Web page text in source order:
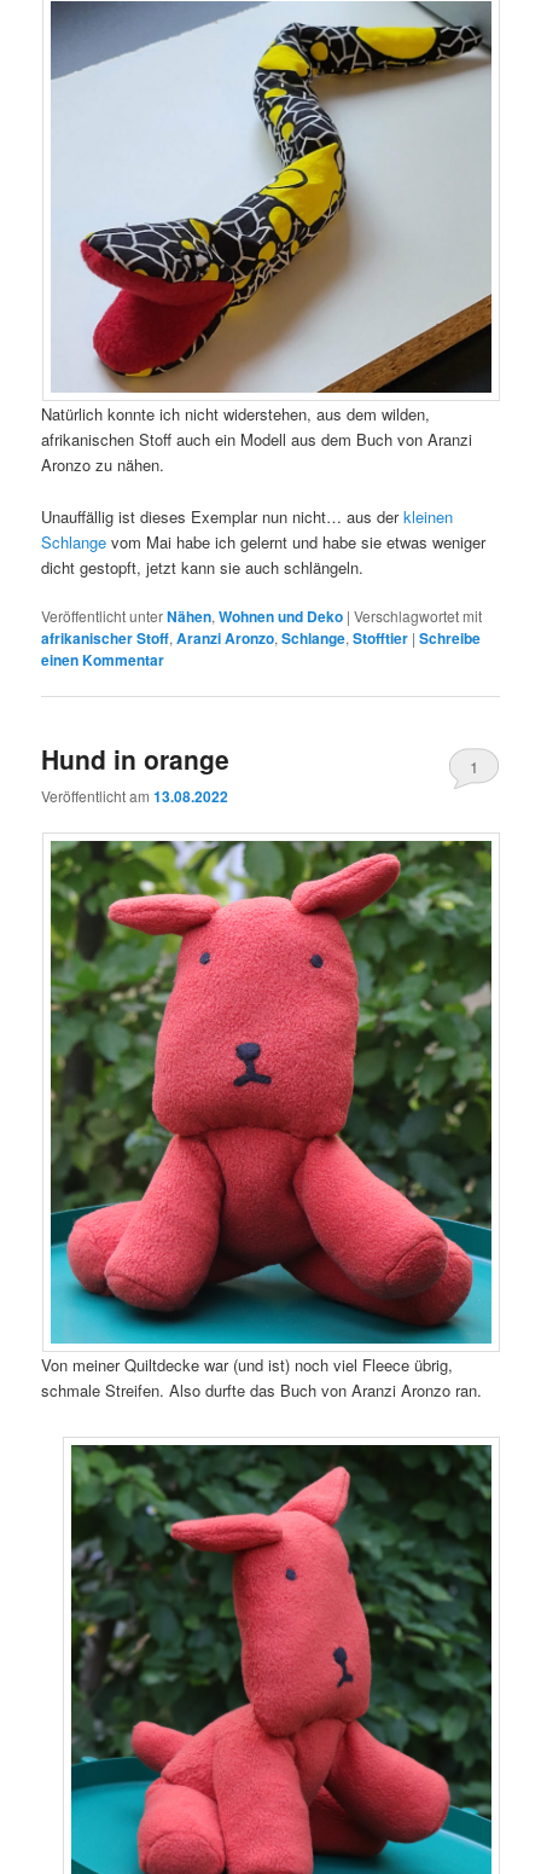
Natürlich konnte ich nicht widerstehen, aus dem wilden,
afrikanischen Stoff auch ein Modell aus dem Buch von Aranzi
Aronzo zu nähen.
Unauffällig ist dieses Exemplar nun nicht… aus derkleinen
Schlange vom Mai habe ich gelernt und habe sie etwas weniger
dicht gestopft, jetzt kann sie auch schlängeln.
Veröffentlicht unterNähen,Wohnen und Deko |Verschlagwortet mit
afrikanischer Stoff,Aranzi Aronzo,Schlange,Stofftier |Schreibe
einen Kommentar
Hund in orange
Veröffentlicht am13.08.2022
1
Von meiner Quiltdecke war (und ist) noch viel Fleece übrig,
schmale Streifen. Also durfte das Buch von Aranzi Aronzo ran.